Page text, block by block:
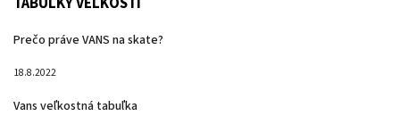
Prečo práve VANS na skate?
18.8.2022
Vans veľkostná tabuľka